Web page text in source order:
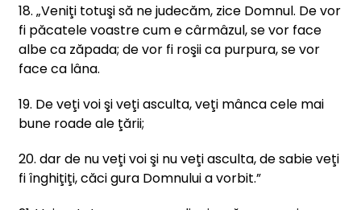
18. „Veniţi totuşi să ne judecăm, zice Domnul. De vor
fi păcatele voastre cum e cârmâzul, se vor face
albe ca zăpada; de vor fi roşii ca purpura, se vor
face ca lâna.
19. De veţi voi şi veţi asculta, veţi mânca cele mai
bune roade ale ţării;
20. dar de nu veţi voi şi nu veţi asculta, de sabie veţi
fi înghiţiţi, căci gura Domnului a vorbit.”